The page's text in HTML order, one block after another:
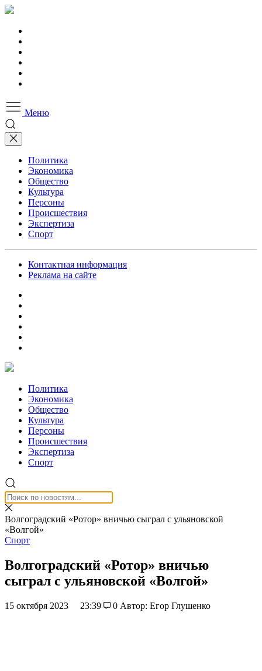
Меню
Политика
Экономика
Общество
Культура
Персоны
Происшествия
Экспертиза
Спорт
Контактная информация
Реклама на сайте
Политика
Экономика
Общество
Культура
Персоны
Происшествия
Экспертиза
Спорт
Волгоградский «Ротор» вничью сыграл с ульяновской
«Волгой»
Спорт
Волгоградский «Ротор» вничью
сыграл с ульяновской «Волгой»
15 октября 2023 23:39 0 Автор: Егор Глушенко